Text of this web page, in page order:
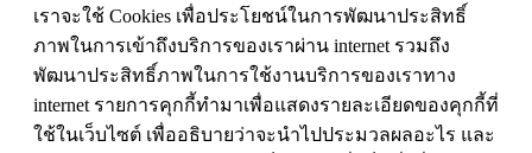
เราจะใช้ Cookies เพื่อประโยชน์ในการพัฒนาประสิทธิ์
ภาพในการเข้าถึงบริการของเราผ่าน internet รวมถึง
พัฒนาประสิทธิ์ภาพในการใช้งานบริการของเราทาง
internet รายการคุกกี้ทำมาเพื่อแสดงรายละเอียดของคุกกี้ที่
ใช้ในเว็บไซต์ เพื่ออธิบายว่าจะนำไปประมวลผลอะไร และ